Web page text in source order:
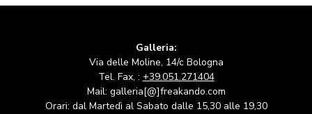
Galleria:
Via delle Moline, 14/c Bologna
Tel. Fax, : +39.051.271404
Mail: galleria[@]freakando.com
Orari: dal Martedì al Sabato dalle 15,30 alle 19,30